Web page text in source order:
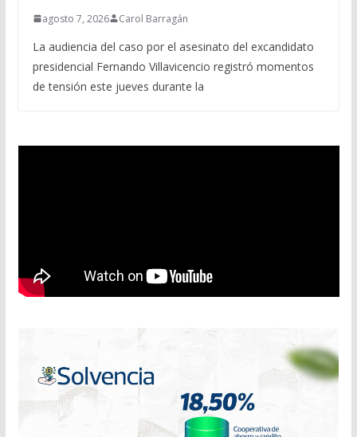
agosto 7, 2026 Carol Barragán
La audiencia del caso por el asesinato del excandidato
presidencial Fernando Villavicencio registró momentos
de tensión este jueves durante la